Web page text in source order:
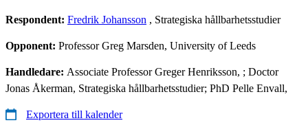
Respondent: Fredrik Johansson , Strategiska hållbarhetsstudier
Opponent: Professor Greg Marsden, University of Leeds
Handledare: Associate Professor Greger Henriksson, ; Doctor
Jonas Åkerman, Strategiska hållbarhetsstudier; PhD Pelle Envall,
Exportera till kalender